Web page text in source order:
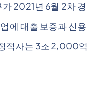
2021년 6월 2차 경
에 대출 보증과 신용
적자는 3조 2,000억